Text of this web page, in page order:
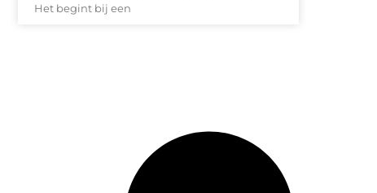
Het begint bij een